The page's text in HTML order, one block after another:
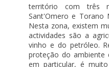
território com três
Sant'Omero e Torano
Nesta zona, existem
actividades são a
vinho e do petróleo.
proteção do ambiente
em particular, é